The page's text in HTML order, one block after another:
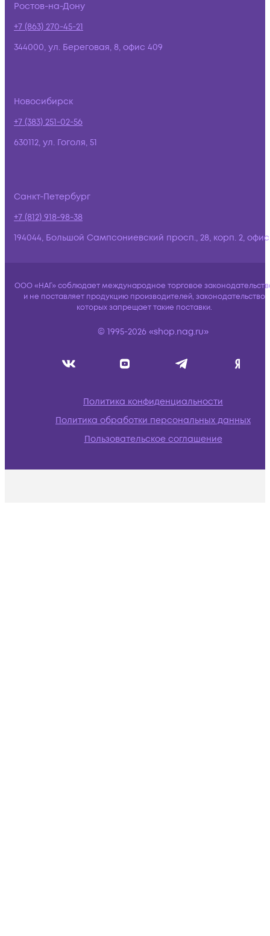
Ростов-на-Дону
+7 (863) 270-45-21
344000, ул. Береговая, 8, офис 409
Новосибирск
+7 (383) 251-02-56
630112, ул. Гоголя, 51
Санкт-Петербург
+7 (812) 918-98-38
194044, Большой Сампсониевский просп., 28, корп. 2,
ООО «НАГ» соблюдает международное торговое
и не поставляет продукцию производителей, законодательство
которых запрещает такие поставки.
© 1995-2026 «shop.nag.ru»
Политика конфиденциальности
Политика обработки персональных данных
Пользовательское соглашение